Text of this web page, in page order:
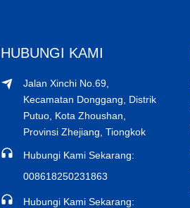
HUBUNGI KAMI
Jalan Xinchi No.69,
Kecamatan Donggang, Distrik
Putuo, Kota Zhoushan,
Provinsi Zhejiang, Tiongkok
Hubungi Kami Sekarang:
008618250231863
Hubungi Kami Sekarang: